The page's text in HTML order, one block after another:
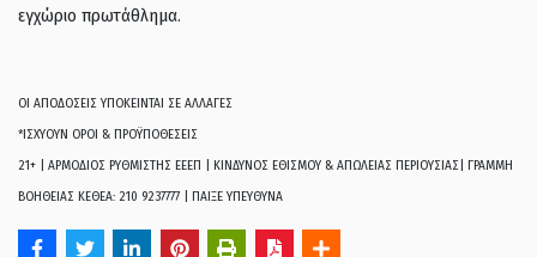
εγχώριο πρωτάθλημα.
ΟΙ ΑΠΟΔΟΣΕΙΣ ΥΠΟΚΕΙΝΤΑΙ ΣΕ ΑΛΛΑΓΕΣ
*ΙΣΧΥΟΥΝ ΟΡΟΙ & ΠΡΟΫΠΟΘΕΣΕΙΣ
21+ | ΑΡΜΟΔΙΟΣ ΡΥΘΜΙΣΤΗΣ ΕΕΕΠ | ΚΙΝΔΥΝΟΣ ΕΘΙΣΜΟΥ & ΑΠΩΛΕΙΑΣ ΠΕΡΙΟΥΣΙΑΣ| ΓΡΑΜΜΗ
ΒΟΗΘΕΙΑΣ ΚΕΘΕΑ: 210 9237777 | ΠΑΙΞΕ ΥΠΕΥΘΥΝΑ